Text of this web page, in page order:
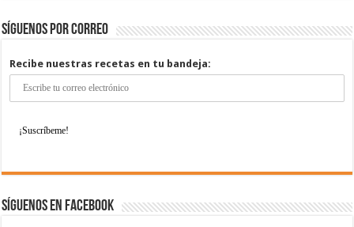
Síguenos por correo
Recibe nuestras recetas en tu bandeja:
Síguenos en Facebook